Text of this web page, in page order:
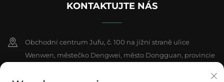
KONTAKTUJTE NÁS
Obchodní centrum Jufu, č. 100 na jižní straně ulice
Wenwen, městečko Dengwei, město Dongguan, provincie